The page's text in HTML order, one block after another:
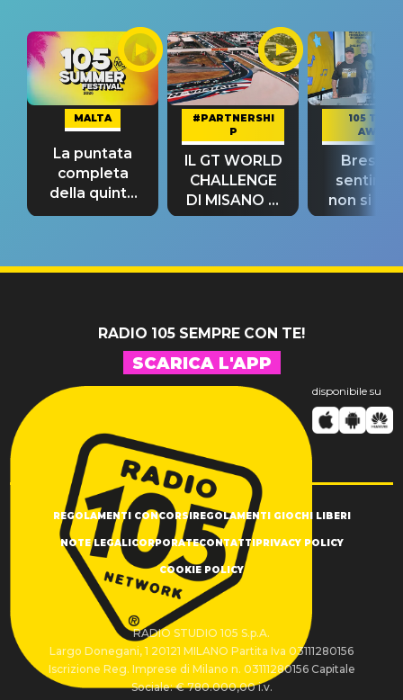
MALTA
La puntata
completa
della quinta
tappa
#PARTNERSHI
P
IL GT WORLD
CHALLENGE
DI MISANO si
riconferma
105 TAKE
AWAY
Bresh:
non si
fino alla
RADIO 105 SEMPRE CON TE!
SCARICA L'APP
disponibile su
REGOLAMENTI CONCORSI REGOLAMENTI GIOCHI LIBERI
NOTE LEGALI CORPORATECONTATTI PRIVACY POLICY
COOKIE POLICY
RADIO STUDIO 105 S.p.A.
Largo Donegani, 1 20121 MILANO Partita Iva 03111280156
Iscrizione Reg. Imprese di Milano n. 03111280156 Capitale
Sociale: € 780.000,00 i.v.